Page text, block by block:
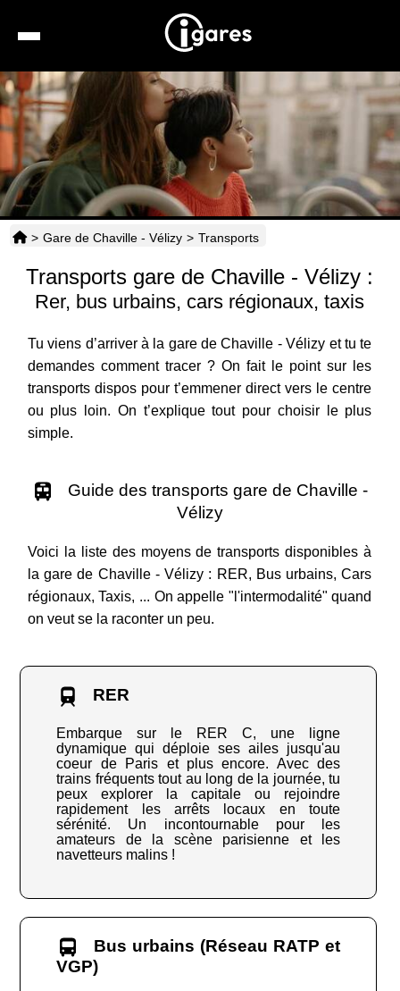
Recherche
Location de voiture
Hôtels
Taxis
Transports
Horaires
> Gare de Chaville - Vélizy > Transports
Transports gare de Chaville - Vélizy :
Rer, bus urbains, cars régionaux, taxis
Tu viens d’arriver à la gare de Chaville - Vélizy et tu te
demandes comment tracer ? On fait le point sur les
transports dispos pour t’emmener direct vers le centre
ou plus loin. On t’explique tout pour choisir le plus
simple.
Guide des transports gare de Chaville -
Vélizy
Voici la liste des moyens de transports disponibles à
la gare de Chaville - Vélizy : RER, Bus urbains, Cars
régionaux, Taxis, ... On appelle "l'intermodalité" quand
on veut se la raconter un peu.
RER
Embarque sur le RER C, une ligne
dynamique qui déploie ses ailes jusqu'au
coeur de Paris et plus encore. Avec des
trains fréquents tout au long de la journée, tu
peux explorer la capitale ou rejoindre
rapidement les arrêts locaux en toute
sérénité. Un incontournable pour les
amateurs de la scène parisienne et les
navetteurs malins !
Bus urbains (Réseau RATP et
VGP)